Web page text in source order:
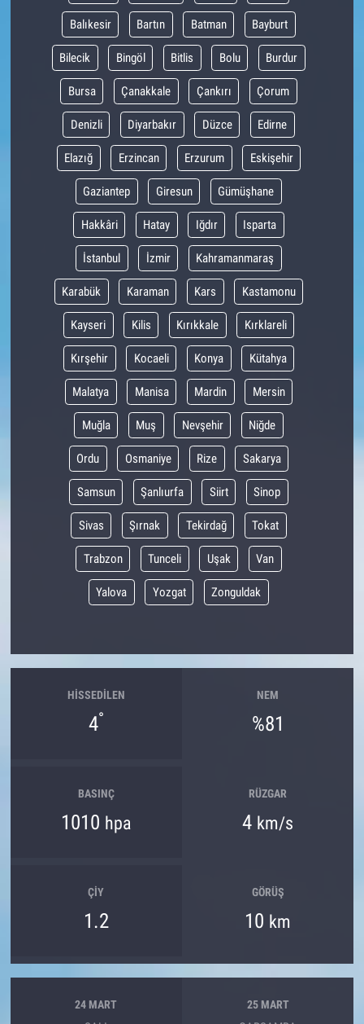
Balıkesir Bartın Batman Bayburt
Bilecik Bingöl Bitlis Bolu Burdur
Bursa Çanakkale Çankırı Çorum
Denizli Diyarbakır Düzce Edirne
Elazığ Erzincan Erzurum Eskişehir
Gaziantep Giresun Gümüşhane
Hakkâri Hatay Iğdır Isparta
İstanbul İzmir Kahramanmaraş
Karabük Karaman Kars Kastamonu
Kayseri Kilis Kırıkkale Kırklareli
Kırşehir Kocaeli Konya Kütahya
Malatya Manisa Mardin Mersin
Muğla Muş Nevşehir Niğde
Ordu Osmaniye Rize Sakarya
Samsun Şanlıurfa Siirt Sinop
Sivas Şırnak Tekirdağ Tokat
Trabzon Tunceli Uşak Van
Yalova Yozgat Zonguldak
HISSEDILEN
4°
NEM
%81
BASINÇ
1010 hpa
RÜZGAR
4 km/s
ÇIY
1.2
GÖRÜŞ
10 km
24 MART 25 MART